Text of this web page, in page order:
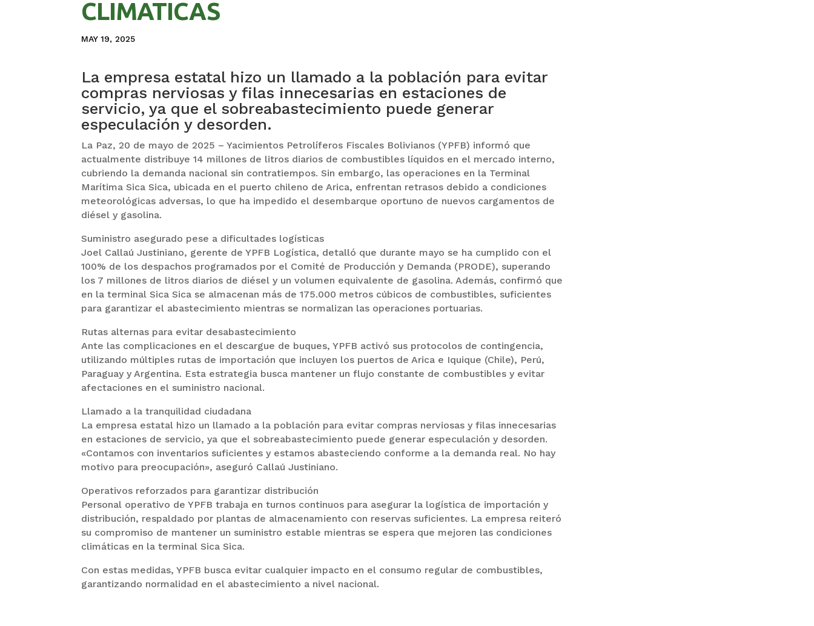
CLIMATICAS
MAY 19, 2025
La empresa estatal hizo un llamado a la población para evitar
compras nerviosas y filas innecesarias en estaciones de
servicio, ya que el sobreabastecimiento puede generar
especulación y desorden.
La Paz, 20 de mayo de 2025 – Yacimientos Petrolíferos Fiscales Bolivianos (YPFB) informó que
actualmente distribuye 14 millones de litros diarios de combustibles líquidos en el mercado interno,
cubriendo la demanda nacional sin contratiempos. Sin embargo, las operaciones en la Terminal
Marítima Sica Sica, ubicada en el puerto chileno de Arica, enfrentan retrasos debido a condiciones
meteorológicas adversas, lo que ha impedido el desembarque oportuno de nuevos cargamentos de
diésel y gasolina.
Suministro asegurado pese a dificultades logísticas
Joel Callaú Justiniano, gerente de YPFB Logística, detalló que durante mayo se ha cumplido con el
100% de los despachos programados por el Comité de Producción y Demanda (PRODE), superando
los 7 millones de litros diarios de diésel y un volumen equivalente de gasolina. Además, confirmó que
en la terminal Sica Sica se almacenan más de 175.000 metros cúbicos de combustibles, suficientes
para garantizar el abastecimiento mientras se normalizan las operaciones portuarias.
Rutas alternas para evitar desabastecimiento
Ante las complicaciones en el descargue de buques, YPFB activó sus protocolos de contingencia,
utilizando múltiples rutas de importación que incluyen los puertos de Arica e Iquique (Chile), Perú,
Paraguay y Argentina. Esta estrategia busca mantener un flujo constante de combustibles y evitar
afectaciones en el suministro nacional.
Llamado a la tranquilidad ciudadana
La empresa estatal hizo un llamado a la población para evitar compras nerviosas y filas innecesarias
en estaciones de servicio, ya que el sobreabastecimiento puede generar especulación y desorden.
«Contamos con inventarios suficientes y estamos abasteciendo conforme a la demanda real. No hay
motivo para preocupación», aseguró Callaú Justiniano.
Operativos reforzados para garantizar distribución
Personal operativo de YPFB trabaja en turnos continuos para asegurar la logística de importación y
distribución, respaldado por plantas de almacenamiento con reservas suficientes. La empresa reiteró
su compromiso de mantener un suministro estable mientras se espera que mejoren las condiciones
climáticas en la terminal Sica Sica.
Con estas medidas, YPFB busca evitar cualquier impacto en el consumo regular de combustibles,
garantizando normalidad en el abastecimiento a nivel nacional.